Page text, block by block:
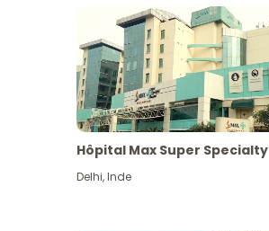
Hôpital Max Super Specialty
Delhi,Inde